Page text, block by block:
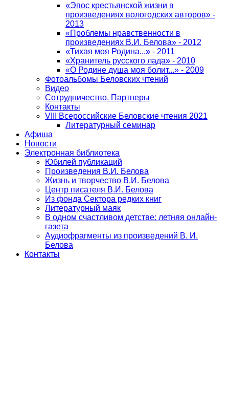
«Эпос крестьянской жизни в
произведениях вологодских авторов» -
2013
«Проблемы нравственности в
произведениях В.И. Белова» - 2012
«Тихая моя Родина...» - 2011
«Хранитель русского лада» - 2010
«О Родине душа моя болит...» - 2009
Фотоальбомы Беловских чтений
Видео
Сотрудничество. Партнеры
Контакты
VIII Всероссийские Беловские чтения 2021
Литературный семинар
Афиша
Новости
Электронная библиотека
Юбилей публикаций
Произведения В.И. Белова
Жизнь и творчество В.И. Белова
Центр писателя В.И. Белова
Из фонда Сектора редких книг
Литературный маяк
В одном счастливом детстве: летняя онлайн-
газета
Аудиофрагменты из произведений В. И.
Белова
Контакты